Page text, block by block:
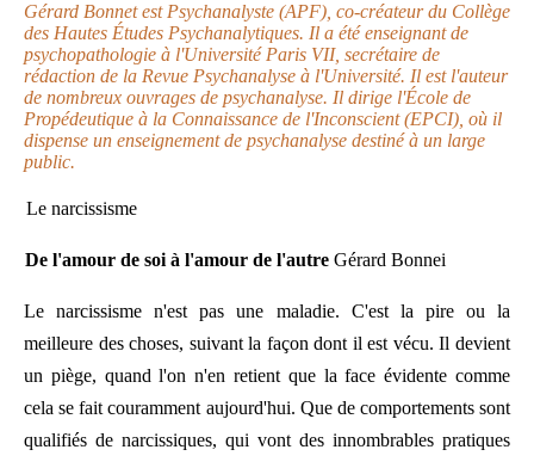
Gérard Bonnet est Psychanalyste (APF), co-créateur du Collège
des Hautes Études Psychanalytiques. Il a été enseignant de
psychopathologie à l'Université Paris VII, secrétaire de
rédaction de la Revue Psychanalyse à l'Université. Il est l'auteur
de nombreux ouvrages de psychanalyse. Il dirige l'École de
Propédeutique à la Connaissance de l'Inconscient (EPCI), où il
dispense un enseignement de psychanalyse destiné à un large
public.
Le narcissisme
De l'amour de soi à l'amour de l'autre Gérard Bonnei
Le narcissisme n'est pas une maladie. C'est la pire ou la
meilleure des choses, suivant la façon dont il est vécu. Il devient
un piège, quand l'on n'en retient que la face évidente comme
cela se fait couramment aujourd'hui. Que de comportements sont
qualifiés de narcissiques, qui vont des innombrables pratiques